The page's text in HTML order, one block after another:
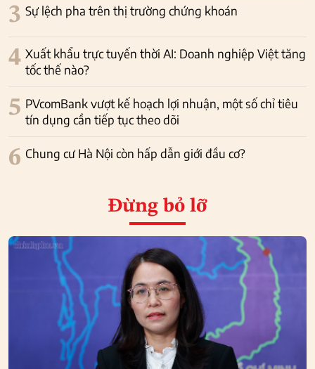
3 Sự lệch pha trên thị trường chứng khoán
4 Xuất khẩu trực tuyến thời AI: Doanh nghiệp Việt tăng
tốc thế nào?
5 PVcomBank vượt kế hoạch lợi nhuận, một số chỉ tiêu
tín dụng cần tiếp tục theo dõi
6 Chung cư Hà Nội còn hấp dẫn giới đầu cơ?
Đừng bỏ lỡ